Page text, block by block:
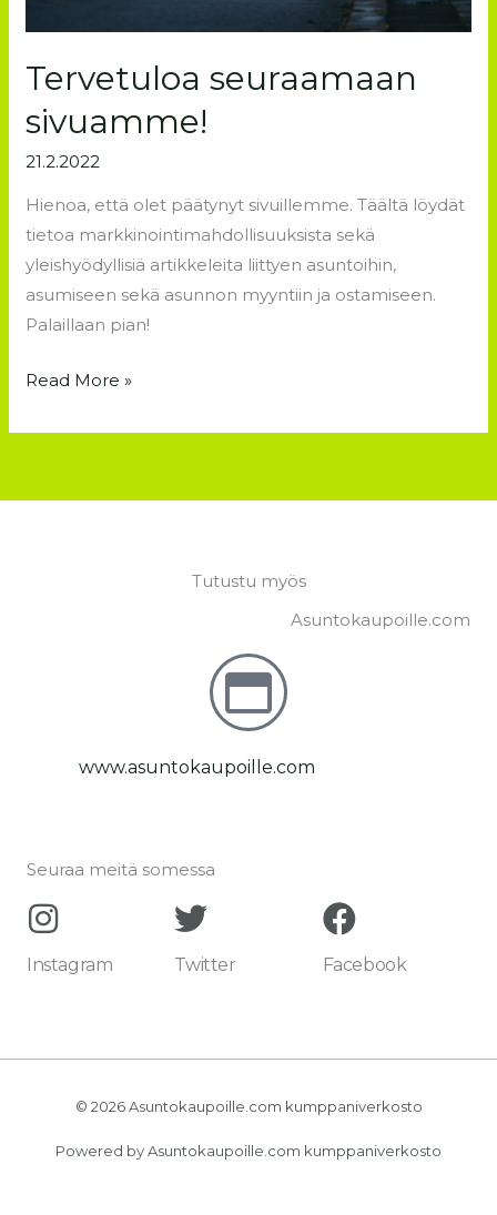
Tervetuloa seuraamaan
sivuamme!
21.2.2022
Hienoa, että olet päätynyt sivuillemme. Täältä löydät
tietoa markkinointimahdollisuuksista sekä
yleishyödyllisiä artikkeleita liittyen asuntoihin,
asumiseen sekä asunnon myyntiin ja ostamiseen.
Palaillaan pian!
Read More »
Tutustu myös
Asuntokaupoille.com
www.asuntokaupoille.com
Seuraa meitä somessa
Instagram Twitter Facebook
© 2026 Asuntokaupoille.com kumppaniverkosto
Powered by Asuntokaupoille.com kumppaniverkosto